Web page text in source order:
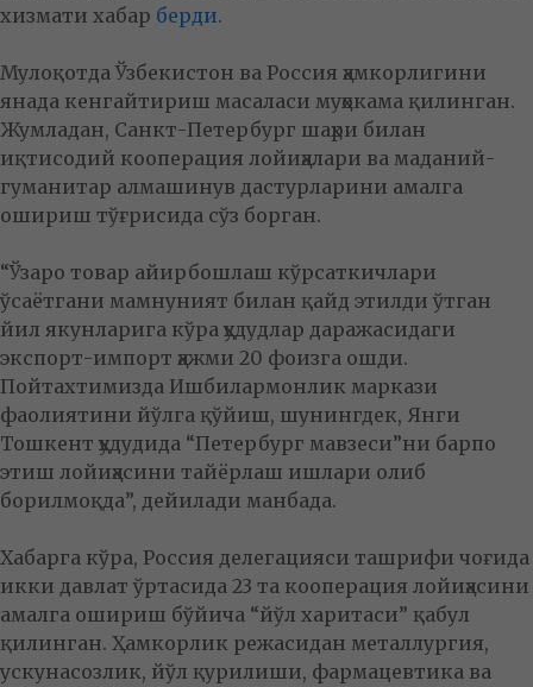
хизмати хабар берди.
Мулоқотда Ўзбекистон ва Россия ҳамкорлигини
янада кенгайтириш масаласи муҳокама қилинган.
Жумладан, Санкт-Петербург шаҳри билан
иқтисодий кооперация лойиҳалари ва маданий-
гуманитар алмашинув дастурларини амалга
ошириш тўғрисида сўз борган.
“Ўзаро товар айирбошлаш кўрсаткичлари
ўсаётгани мамнуният билан қайд этилди ўтган
йил якунларига кўра ҳудудлар даражасидаги
экспорт-импорт ҳажми 20 фоизга ошди.
Пойтахтимизда Ишбилармонлик маркази
фаолиятини йўлга қўйиш, шунингдек, Янги
Тошкент ҳудудида “Петербург мавзеси”ни барпо
этиш лойиҳасини тайёрлаш ишлари олиб
борилмоқда”, дейилади манбада.
Хабарга кўра, Россия делегацияси ташрифи чоғида
икки давлат ўртасида 23 та кооперация лойиҳасини
амалга ошириш бўйича “йўл харитаси” қабул
қилинган. Ҳамкорлик режасидан металлургия,
ускунасозлик, йўл қурилиши, фармацевтика ва